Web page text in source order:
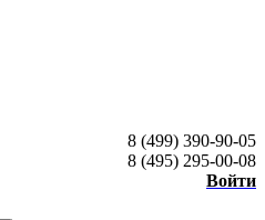
8 (499) 390-90-05
8 (495) 295-00-08
Войти